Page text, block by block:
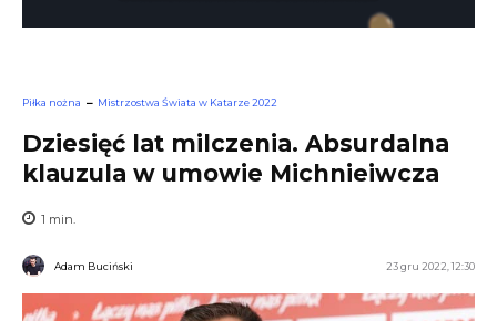
Piłka nożna Mistrzostwa Świata w Katarze 2022
Dziesięć lat milczenia. Absurdalna
klauzula w umowie Michnieiwcza
1 min.
Adam Buciński 23 gru 2022, 12:30